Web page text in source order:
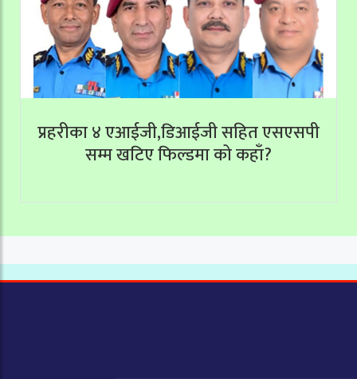
प्रहरीका ४ एआईजी,डिआईजी सहित एसएसपी
सम्म खटिए फिल्डमा को कहाँ?